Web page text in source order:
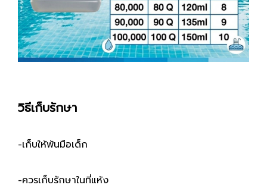
วิธีเก็บรักษา
-เก็บให้พ้นมือเด็ก
-ควรเก็บรักษาในที่แห้ง